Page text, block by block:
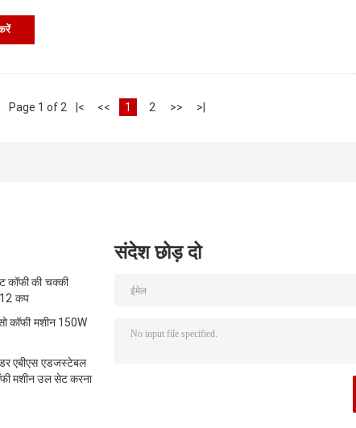
Page 1 of 2 |< << 1 2 >> >|
कॉफी की चक्की
12 कप
कॉफी मशीन 150W
एबीएस एडजस्टेबल
मशीन उल सेट करना
संदेश छोड़ दो